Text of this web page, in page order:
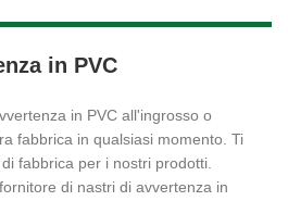
in PVC
in PVC all'ingrosso o
fabbrica in qualsiasi momento. Ti
fabbrica per i nostri prodotti.
di nastri di avvertenza in